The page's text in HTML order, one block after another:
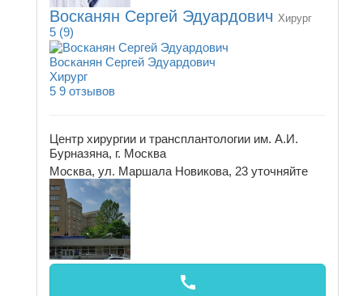
Восканян Сергей Эдуардович Хирург
5 (9)
Восканян Сергей Эдуардович
Хирург
5 9 отзывов
Центр хирургии и трансплантологии им. А.И.
Бурназяна, г. Москва
Москва, ул. Маршала Новикова, 23 уточняйте
call